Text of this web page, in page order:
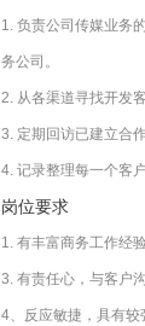
1. 负责公司传媒业务
务公司。
2. 从各渠道寻找开发
3. 定期回访已建立合
4. 记录整理每一个客
岗位要求
1. 有丰富商务工作经
3. 有责任心，与客户
4、反应敏捷，具有较